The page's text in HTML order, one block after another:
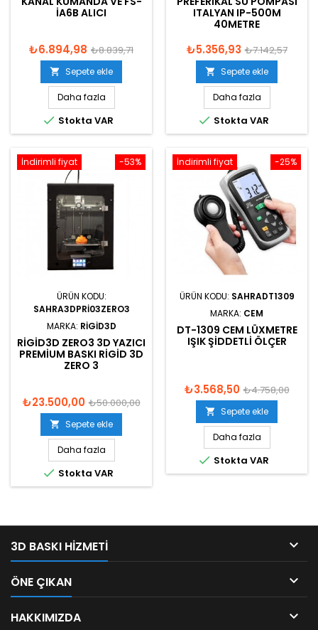
IA6B ALICI
₺6.894,98 ₺8.839,71
 Sepete ekle
Daha fazla
 Stokta VAR
ITALYAN IP-500M
40METRE
₺5.356,93 ₺7.142,57
 Sepete ekle
Daha fazla
 Stokta VAR
-53%
İndirimli fiyat
ÜRÜN KODU:
SAHRA3DPRI03ZERO3
MARKA: RIGID3D
RIGID3D ZERO3 3D YAZICI
PREMIUM BASKI RIGID 3D
ZERO 3
₺23.500,00 ₺50.000,00
 Sepete ekle
Daha fazla
 Stokta VAR
-25%
İndirimli fiyat
ÜRÜN KODU: SAHRADT1309
MARKA: CEM
DT-1309 CEM LÜXMETRE
IŞIK ŞIDDETLI ÖLÇER
₺3.568,50 ₺4.758,00
 Sepete ekle
Daha fazla
 Stokta VAR
3D BASKI HIZMETI 
ÖNE ÇIKAN 
HAKKIMIZDA 